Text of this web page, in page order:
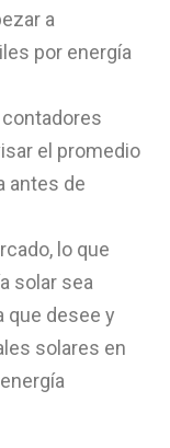
a
por energía
el promedio
antes de
lo que
solar sea
que desee y
solares en